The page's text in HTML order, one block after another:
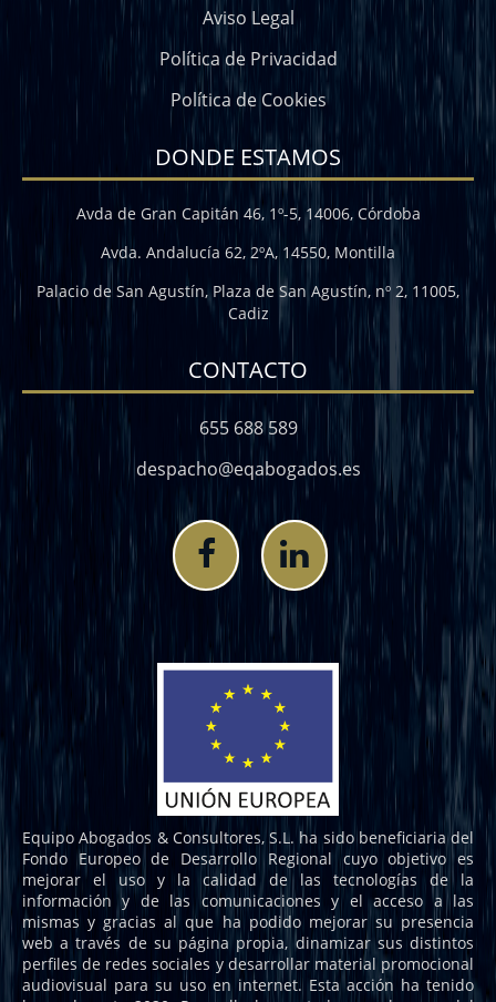
Aviso Legal
Política de Privacidad
Política de Cookies
DONDE ESTAMOS
Avda de Gran Capitán 46, 1º-5, 14006, Córdoba
Avda. Andalucía 62, 2ºA, 14550, Montilla
Palacio de San Agustín, Plaza de San Agustín, nº 2, 11005,
Cadiz
CONTACTO
655 688 589
despacho@eqabogados.es
Equipo Abogados & Consultores, S.L. ha sido beneficiaria del
Fondo Europeo de Desarrollo Regional cuyo objetivo es
mejorar el uso y la calidad de las tecnologías de la
información y de las comunicaciones y el acceso a las
mismas y gracias al que ha podido mejorar su presencia
web a través de su página propia, dinamizar sus distintos
perfiles de redes sociales y desarrollar material promocional
audiovisual para su uso en internet. Esta acción ha tenido